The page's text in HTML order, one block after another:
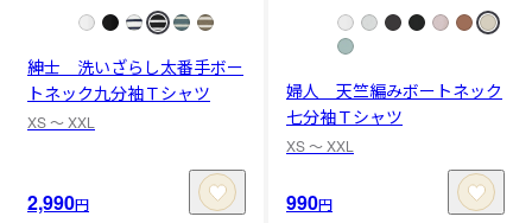
紳士 洗いざらし太番手ボー
トネック九分袖Ｔシャツ
XS 〜 XXL
2,990円
婦人 天竺編みボートネック
七分袖Ｔシャツ
XS 〜 XXL
990円